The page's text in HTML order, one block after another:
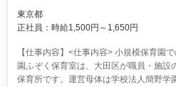
東京都
正社員：時給1,500円～1,650円
【仕事内容】<仕事内容> 小規模保育園
園ふぞく保育室は、大田区が職員・施設
保育所です。運営母体は学校法人簡野学